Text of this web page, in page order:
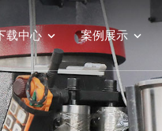
载中心 案例展示